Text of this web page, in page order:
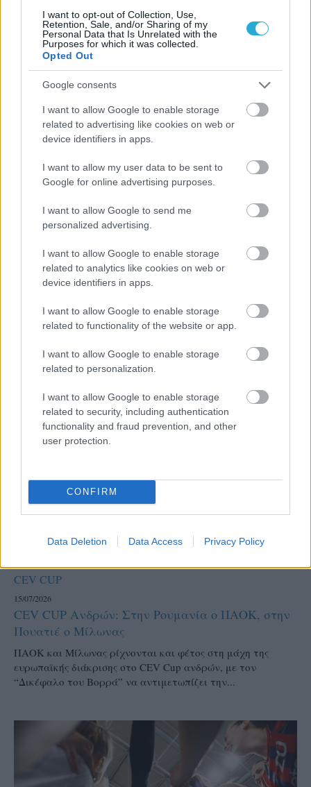
I want to opt-out of Collection, Use,
Retention, Sale, and/or Sharing of my
Personal Data that Is Unrelated with the
Purposes for which it was collected.
Opted Out
Google consents
I want to allow Google to enable storage
related to advertising like cookies on web or
device identifiers in apps.
I want to allow my user data to be sent to
Google for online advertising purposes.
I want to allow Google to send me
personalized advertising.
I want to allow Google to enable storage
related to analytics like cookies on web or
device identifiers in apps.
I want to allow Google to enable storage
related to functionality of the website or app.
I want to allow Google to enable storage
related to personalization.
I want to allow Google to enable storage
related to security, including authentication
functionality and fraud prevention, and other
user protection.
CONFIRM
Data Deletion Data Access Privacy Policy
Aκολουθήστε μας
CEV CUP
15/07/2026
CEV CUP Aνδρών: Στην Ρουμανία ο ΠΑΟΚ, στην
Πουατιέ ο Μίλωνας
ΠΑΟΚ και Μίλωνας ρίχνονται και φέτος στη μάχη της
ευρωπαϊκής διάκρισης στο CEV Cup ανδρών, με τον
“Δικέφαλο του Βορρά” να αντιμετωπίζει την...